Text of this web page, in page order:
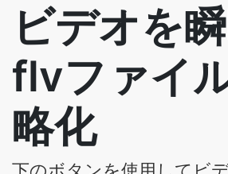
ビデオを
flvファイ
略化